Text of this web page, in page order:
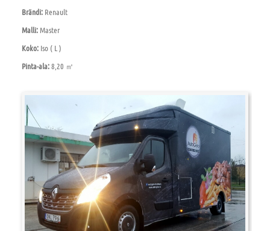
Brändi: Renault
Malli: Master
Koko: Iso ( L )
Pinta-ala:8,20 ㎡